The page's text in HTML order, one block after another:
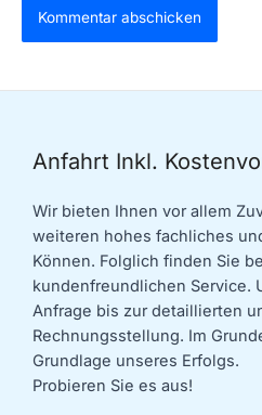
Anfahrt Inkl.
Wir bieten Ihnen vor allem
weiteren hohes fachliches
Können. Folglich finden Sie
kundenfreundlichen Service.
Anfrage bis zur detaillierten
Rechnungsstellung. Im
Grundlage unseres Erfolgs.
Probieren Sie es aus!